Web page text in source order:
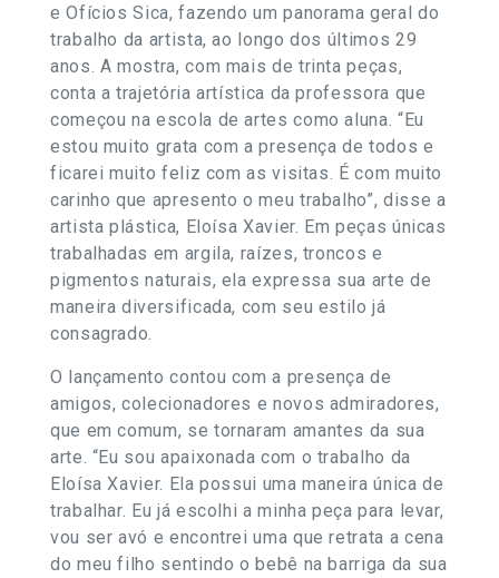
e Ofícios Sica, fazendo um panorama geral do
trabalho da artista, ao longo dos últimos 29
anos. A mostra, com mais de trinta peças,
conta a trajetória artística da professora que
começou na escola de artes como aluna. “Eu
estou muito grata com a presença de todos e
ficarei muito feliz com as visitas. É com muito
carinho que apresento o meu trabalho”, disse a
artista plástica, Eloísa Xavier. Em peças únicas
trabalhadas em argila, raízes, troncos e
pigmentos naturais, ela expressa sua arte de
maneira diversificada, com seu estilo já
consagrado.
O lançamento contou com a presença de
amigos, colecionadores e novos admiradores,
que em comum, se tornaram amantes da sua
arte. “Eu sou apaixonada com o trabalho da
Eloísa Xavier. Ela possui uma maneira única de
trabalhar. Eu já escolhi a minha peça para levar,
vou ser avó e encontrei uma que retrata a cena
do meu filho sentindo o bebê na barriga da sua